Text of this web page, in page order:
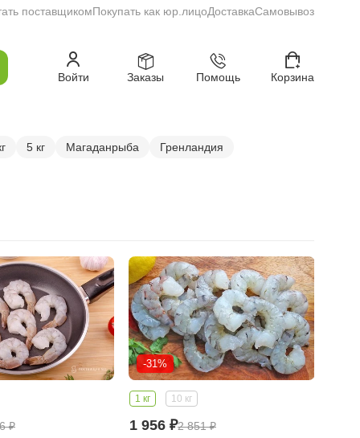
поставщикомПокупать как юр.лицоДоставкаСамовывоз
Войти Заказы Помощь Корзина
5 кг Магаданрыба Гренландия
₽
-31%
1 кг 10 кг
1 956 ₽2 851₽